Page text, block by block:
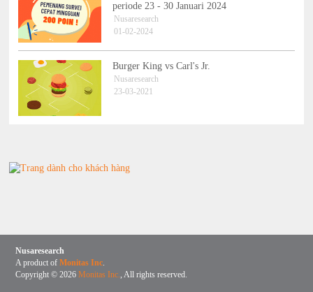
periode 23 - 30 Januari 2024
Nusaresearch
01-02-2024
Burger King vs Carl's Jr.
Nusaresearch
23-03-2021
Nusaresearch
A product ofMonitas Inc.
Copyright © 2026Monitas Inc., All rights reserved.